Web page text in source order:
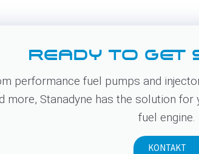
READY TO GET
performance fuel pumps and
more, Stanadyne has the solution
fuel engine.
KONTAKT